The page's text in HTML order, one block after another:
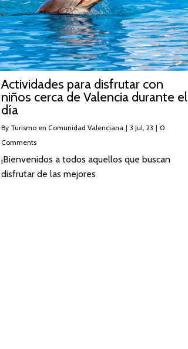
Actividades para disfrutar con
niños cerca de Valencia durante el
día
By Turismo en Comunidad Valenciana | 3 Jul, 23 | 0
Comments
¡Bienvenidos a todos aquellos que buscan
disfrutar de las mejores